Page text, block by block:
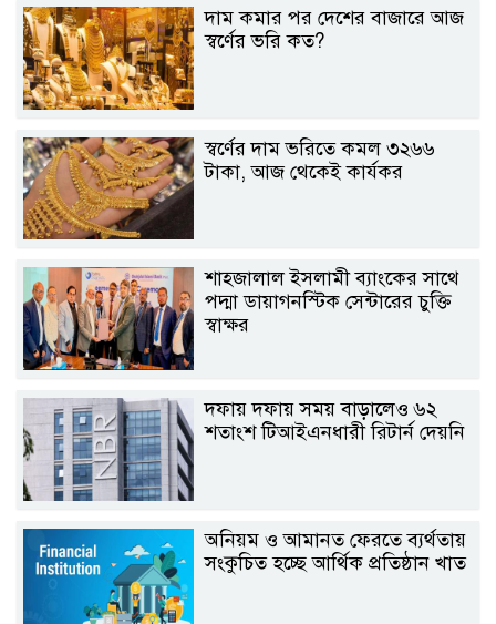
দাম কমার পর দেশের বাজারে আজ
স্বর্ণের ভরি কত?
স্বর্ণের দাম ভরিতে কমল ৩২৬৬
টাকা, আজ থেকেই কার্যকর
শাহ্জালাল ইসলামী ব্যাংকের সাথে
পদ্মা ডায়াগনস্টিক সেন্টারের চুক্তি
স্বাক্ষর
দফায় দফায় সময় বাড়ালেও ৬২
শতাংশ টিআইএনধারী রিটার্ন দেয়নি
অনিয়ম ও আমানত ফেরতে ব্যর্থতায়
সংকুচিত হচ্ছে আর্থিক প্রতিষ্ঠান খাত